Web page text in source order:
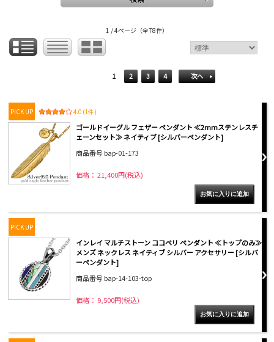
1 / 4ページ （全78件）
1 2 3 4 次へ
PICK UP 4.0 (1件)
ゴールドイーグル フェザー ペンダント ≪2mmステンレスチ
ェーンセット≫ ネイティブ [シルバーペンダント]
商品番号 bap-01-173
価格： 21,400円(税込)
PICK UP
インレイ マルチストーン ココペリ ペンダント ≪トップのみ≫
メンズ ネックレス ネイティブ シルバー アクセサリー [シルバ
ーペンダント]
商品番号 bap-14-103-top
価格： 9,500円(税込)